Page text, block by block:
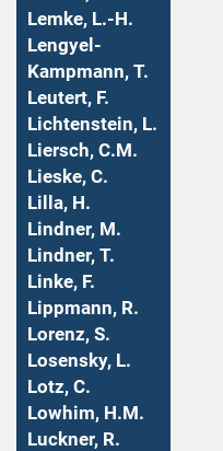
Lemke, L.-H.
Lengyel-
Kampmann, T.
Leutert, F.
Lichtenstein, L.
Liersch, C.M.
Lieske, C.
Lilla, H.
Lindner, M.
Lindner, T.
Linke, F.
Lippmann, R.
Lorenz, S.
Losensky, L.
Lotz, C.
Lowhim, H.M.
Luckner, R.